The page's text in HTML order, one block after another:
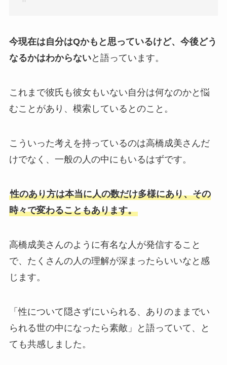
今現在は自分はQかもと思っているけど、今後どう
なるかはわからないと語っています。
これまで彼氏も彼女もいない自分は何なのかと悩
むことがあり、模索しているとのこと。
こういった考えを持っているのは高橋成美さんだ
けでなく、一般の人の中にもいるはずです。
性のあり方は本当に人の数だけ多様にあり、その
時々で変わることもあります。
高橋成美さんのように有名な人が発信すること
で、たくさんの人の理解が深まったらいいなと感
じます。
「性について隠さずにいられる、ありのままでい
られる世の中になったら素敵」と語っていて、と
ても共感しました。